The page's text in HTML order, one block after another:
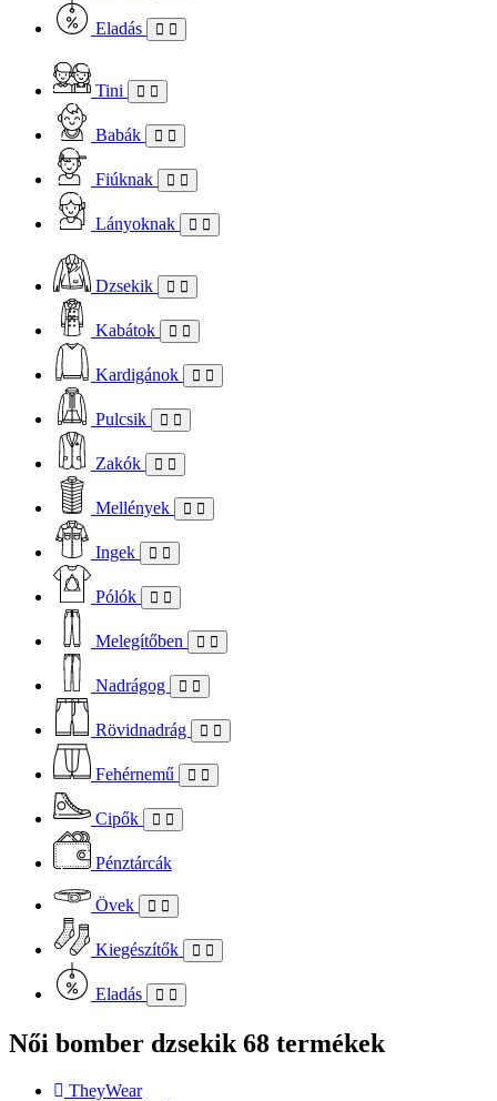
Eladás
Tini
Babák
Fiúknak
Lányoknak
Dzsekik
Kabátok
Kardigánok
Pulcsik
Zakók
Mellények
Ingek
Pólók
Melegítőben
Nadrágog
Rövidnadrág
Fehérnemű
Cipők
Pénztárcák
Övek
Kiegészítők
Eladás
Női bomber dzsekik 68 termékek
TheyWear